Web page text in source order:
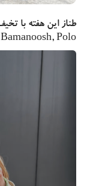
Bamanoosh, Polo